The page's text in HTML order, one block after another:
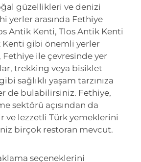
güzellikleri ve denizi
yerler arasında Fethiye
Antik Kenti, Tlos Antik Kenti
Kenti gibi önemli yerler
Fethiye ile çevresinde yer
trekking veya bisiklet
sağlıklı yaşam tarzınıza
de bulabilirsiniz. Fethiye,
sektörü açısından da
ve lezzetli Türk yemeklerini
birçok restoran mevcut.
seçeneklerini